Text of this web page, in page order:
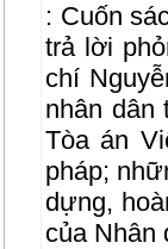
: Cuốn
trả lời
chí
nhân dân
Tòa án
pháp;
dựng,
của Nhân